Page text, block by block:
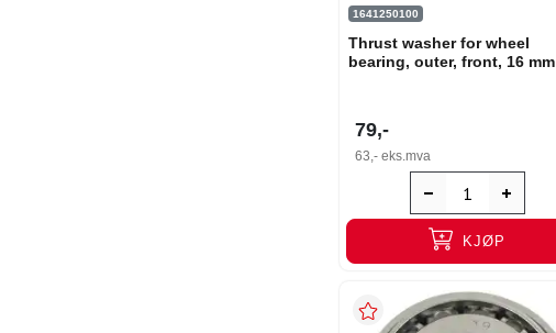
1641250100
Thrust washer for wheel
bearing, outer, front, 16 mm
79,-
63,- eks.mva
KJØP